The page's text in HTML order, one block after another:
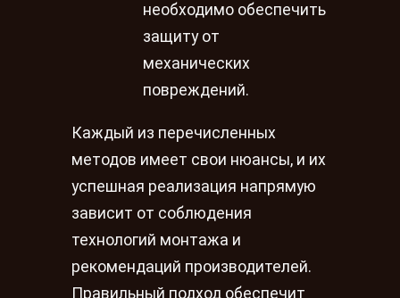
необходимо обеспечить
защиту от
механических
повреждений.
Каждый из перечисленных
методов имеет свои нюансы, и их
успешная реализация напрямую
зависит от соблюдения
технологий монтажа и
рекомендаций производителей.
Правильный подход обеспечит